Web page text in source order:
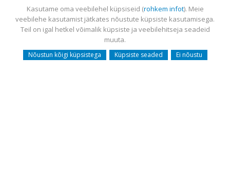
Garantii
Utiliseerimine
Sisukaart
Webmail
Kasutame oma veebilehel küpsiseid (rohkem infot). Meie
veebilehe kasutamist jätkates nõustute küpsiste kasutamisega.
Teil on igal hetkel võimalik küpsiste ja veebilehitseja seadeid
muuta.
Nõustun kõigi küpsistega Küpsiste seaded Ei nõustu